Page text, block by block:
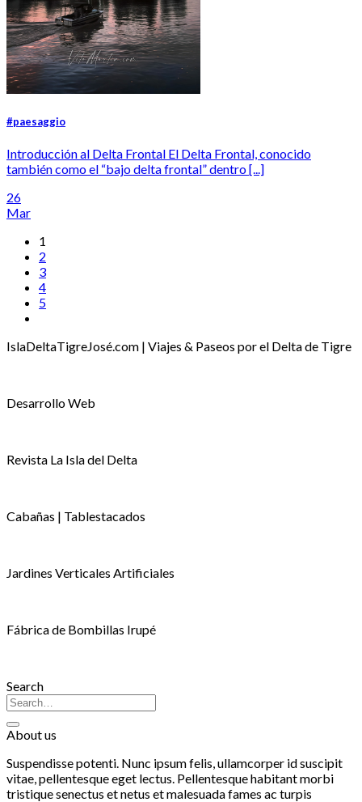
#paesaggio
Introducción al Delta Frontal El Delta Frontal, conocido
también como el “bajo delta frontal” dentro [...]
26
Mar
1
2
3
4
5
IslaDeltaTigreJosé.com | Viajes & Paseos por el Delta de Tigre
Desarrollo Web
Revista La Isla del Delta
Cabañas | Tablestacados
Jardines Verticales Artificiales
Fábrica de Bombillas Irupé
Search
About us
Suspendisse potenti. Nunc ipsum felis, ullamcorper id suscipit
vitae, pellentesque eget lectus. Pellentesque habitant morbi
tristique senectus et netus et malesuada fames ac turpis